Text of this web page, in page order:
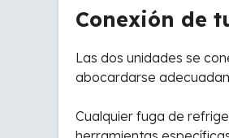
Conexión de
Las dos unidades se
abocardarse
Cualquier fuga de